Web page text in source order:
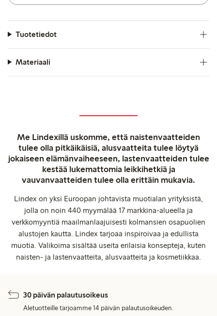
Tuotetiedot
Materiaali
Me Lindexillä uskomme, että naistenvaatteiden
tulee olla pitkäikäisiä, alusvaatteita tulee löytyä
jokaiseen elämänvaiheeseen, lastenvaatteiden tulee
kestää lukemattomia leikkihetkiä ja
vauvanvaatteiden tulee olla erittäin mukavia.
Lindex on yksi Euroopan johtavista muotialan yrityksistä,
jolla on noin 440 myymälää 17 markkina-alueella ja
verkkomyyntiä maailmanlaajuisesti kolmansien osapuolien
alustojen kautta. Lindex tarjoaa inspiroivaa ja edullista
muotia. Valikoima sisältää useita erilaisia konsepteja, kuten
naisten- ja lastenvaatteita, alusvaatteita ja kosmetiikkaa.
30 päivän palautusoikeus
Aletuotteille tarjoamme 14 päivän palautusoikeuden.